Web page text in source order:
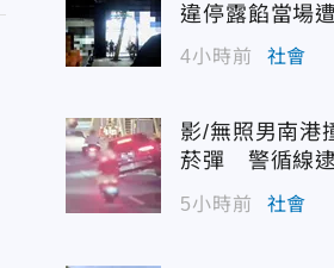
違停露餡當場
4小時前 社會
影/無照男南港
菸彈 警循線
5小時前 社會